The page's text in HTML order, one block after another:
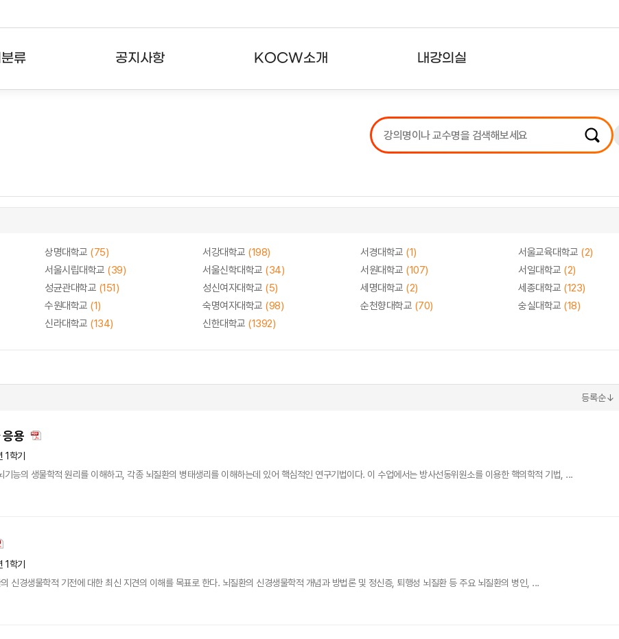
류 공지사항 KOCW소개 내강의실
강의리스트
수강확인증강의
상명대학교 (75) 서강대학교 (198) 서경대학교 (1) 서울교육대학교 (2)
서울시립대학교 (39) 서울신학대학교 (34) 서원대학교 (107) 서일대학교 (2)
성균관대학교 (151) 성신여자대학교 (5) 세명대학교 (2) 세종대학교 (123)
수원대학교 (1) 숙명여자대학교 (98) 순천향대학교 (70) 숭실대학교 (18)
신라대학교 (134) 신한대학교 (1392)
등록순↓
용
1학기
기능의 생물학적 원리를 이해하고, 각종 뇌질환의 병태생리를 이해하는데 있어 핵심적인 연구기법이다. 이 수업에서는 방사선동위원소를 이용한 핵의학적 기법, ...
1학기
신경생물학적 기전에 대한 최신 지견의 이해를 목표로 한다. 뇌질환의 신경생물학적 개념과 방법론 및 정신증, 퇴행성 뇌질환 등 주요 뇌질환의 병인, ...